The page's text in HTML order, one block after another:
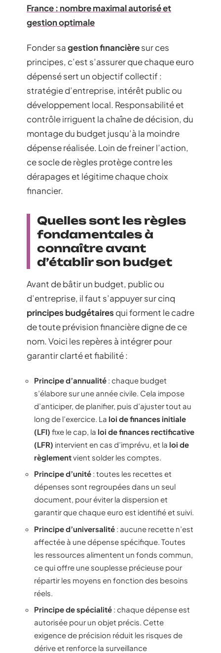
France : nombre maximal autorisé et
gestion optimale
Fonder sagestion financièresur ces
principes, c’est s’assurer que chaque euro
dépensé sert un objectif collectif :
stratégie d’entreprise, intérêt public ou
développement local. Responsabilité et
contrôle irriguent la chaîne de décision, du
montage du budget jusqu’à la moindre
dépense réalisée. Loin de freiner l’action,
ce socle de règles protège contre les
dérapages et légitime chaque choix
financier.
Quelles sont les règles
fondamentales à
connaître avant
d’établir son budget
Avant de bâtir un budget, public ou
d’entreprise, il faut s’appuyer sur cinq
principes budgétaires qui forment le cadre
de toute prévision financière digne de ce
nom. Voici les repères à intégrer pour
garantir clarté et fiabilité :
Principe d’annualité : chaque budget
s’élabore sur une année civile. Cela impose
d’anticiper, de planifier, puis d’ajuster tout au
long de l’exercice. La loi de finances initiale
(LFI) fixe le cap, la loi de finances rectificative
(LFR) intervient en cas d’imprévu, et la loi de
règlementvient solder les comptes.
Principe d’unité : toutes les recettes et
dépenses sont regroupées dans un seul
document, pour éviter la dispersion et
garantir que chaque euro est identifié et suivi.
Principe d’universalité : aucune recette n’est
affectée à une dépense spécifique. Toutes
les ressources alimentent un fonds commun,
ce qui offre une souplesse précieuse pour
répartir les moyens en fonction des besoins
réels.
Principe de spécialité : chaque dépense est
autorisée pour un objet précis. Cette
exigence de précision réduit les risques de
dérive et renforce la surveillance